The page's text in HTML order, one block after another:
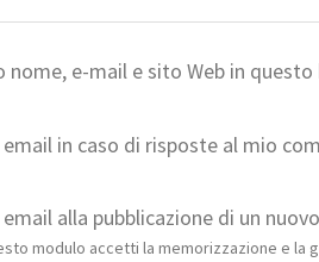
nome, e-mail e sito Web in
in caso di risposte al mio
alla pubblicazione di un
modulo accetti la memorizzazione e